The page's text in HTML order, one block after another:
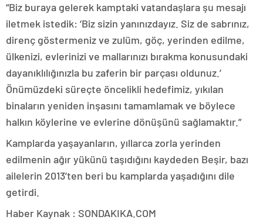
“Biz buraya gelerek kamptaki vatandaşlara şu mesajı
iletmek istedik: ‘Biz sizin yanınızdayız. Siz de sabrınız,
direnç göstermeniz ve zulüm, göç, yerinden edilme,
ülkenizi, evlerinizi ve mallarınızı bırakma konusundaki
dayanıklılığınızla bu zaferin bir parçası oldunuz.’
Önümüzdeki süreçte öncelikli hedefimiz, yıkılan
binaların yeniden inşasını tamamlamak ve böylece
halkın köylerine ve evlerine dönüşünü sağlamaktır.”
Kamplarda yaşayanların, yıllarca zorla yerinden
edilmenin ağır yükünü taşıdığını kaydeden Beşir, bazı
ailelerin 2013’ten beri bu kamplarda yaşadığını dile
getirdi.
Haber Kaynak : SONDAKIKA.COM